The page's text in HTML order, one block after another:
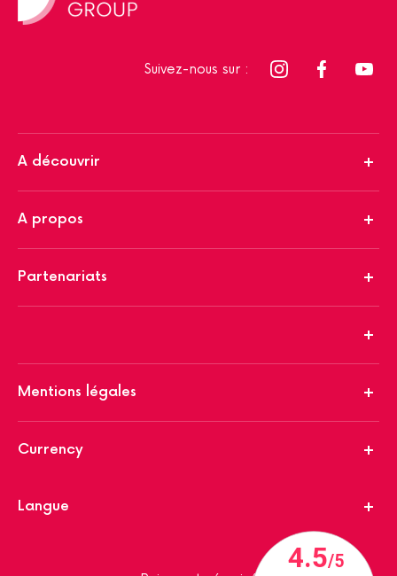
Suivez-nous sur :
A découvrir
A propos
Partenariats
Mentions légales
Currency
Langue